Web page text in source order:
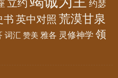
立约 约瑟
书 英中对照 荒漠甘泉
词汇 赞美 雅各 灵修神学 领